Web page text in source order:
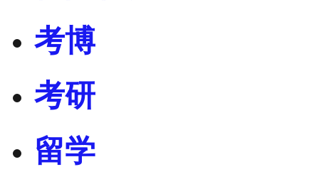
考博
考研
留学